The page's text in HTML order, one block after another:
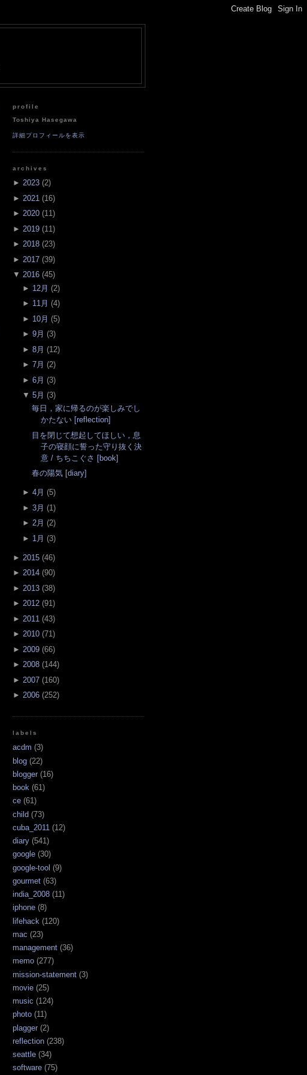
profile
Toshiya Hasegawa
詳細プロフィールを表示
archives
► 2023 (2)
► 2021 (16)
► 2020 (11)
► 2019 (11 )
► 2018 (23)
► 2017 (39)
▼ 2016 (45)
► 12月 (2)
► 11月 (4)
► 10月 (5)
► 9月 (3)
► 8月 (12)
► 7月 (2)
► 6月 (3)
▼ 5月 (3)
毎日，家に帰るのが楽しみでし
かたない [reflection]
目を閉じて想起してほしい，息
子の寝顔に誓った守り抜く決
意 / ちちこぐさ [book]
春の陽気 [diary]
► 4月 (5)
► 3月 (1 )
► 2月 (2)
► 1月 (3)
► 2015 (46)
► 2014 (90)
► 2013 (38)
► 2012 (91)
► 2011 (43)
► 2010 (71)
► 2009 (66)
► 2008 (144)
► 2007 (160)
► 2006 (252)
labels
acdm (3)
blog (22)
blogger (16)
book (61)
ce (61)
child (73)
cuba_2011 (12)
diary (541)
google (30)
google-tool (9)
gourmet (63)
india_2008 (11)
iphone (8)
lifehack (120)
mac (23)
management (36)
memo (277)
mission-statement (3)
movie (25)
music (124)
photo (11)
plagger (2)
reflection (238)
seattle (34)
software (75)